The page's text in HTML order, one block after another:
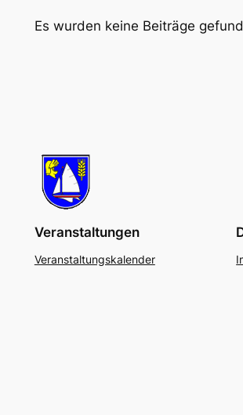
Es wurden keine Beiträge
Veranstaltungen
Veranstaltungskalender